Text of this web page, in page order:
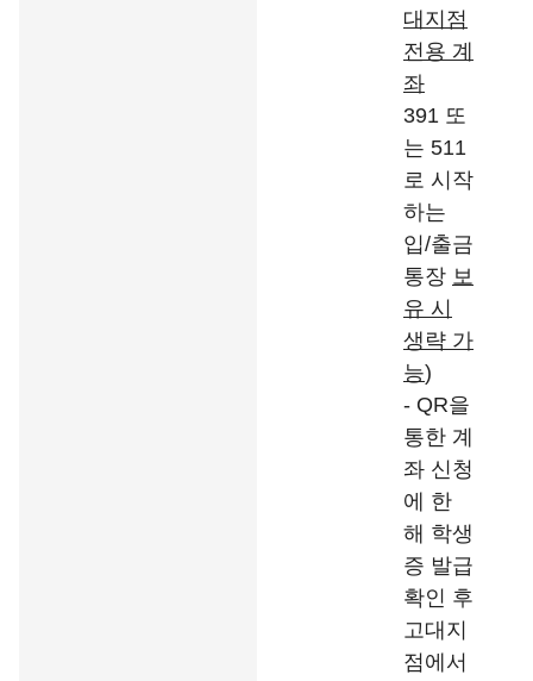
대지점
전용 계
좌
391 또
는 511
로 시작
하는
입/출금
통장 보
유 시
생략 가
능)
- QR을
통한 계
좌 신청
에 한
해 학생
증 발급
확인 후
고대지
점에서